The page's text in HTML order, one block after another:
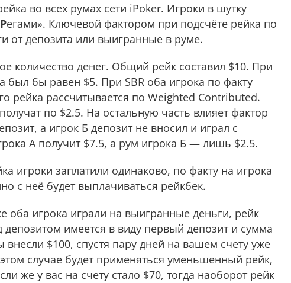
во всех румах сети iPoker. Игроки в шутку
Регами». Ключевой фактором при подсчёте рейка по
от депозита или выигранные в руме.
количество дeнeг. Общий рейк составил $10. При
был бы равен $5. При SBR оба игрока по факту
рейка рассчитывается по Weighted Contributed.
по $2.5. На остальную часть влияет фактор
а игрок Б депозит не вносил и играл с
А получит $7.5, а рум игрока Б — лишь $2.5.
игроки заплатили одинаково, по факту на игрока
с неё будет выплачиваться рейкбек.
оба игрока играли на выигранные дeньги, рейк
имеется в виду первый депозит и сумма
$100, спустя пару дней на вашем счету уже
случае будет применяться уменьшенный рейк,
же у вас на счету стало $70, тогда наоборот рейк